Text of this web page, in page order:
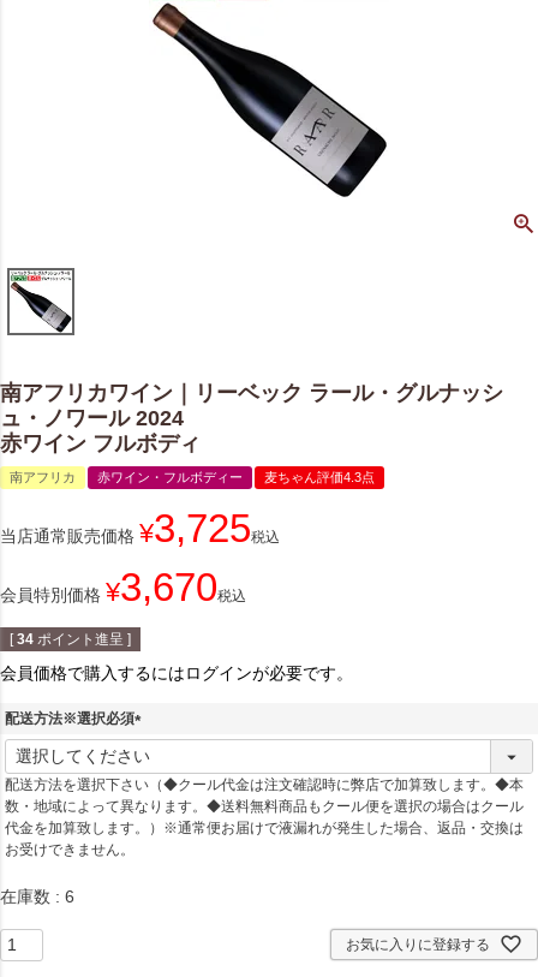
南アフリカワイン｜リーベック ラール・グルナッシ
ュ・ノワール 2024
赤ワイン フルボディ
南アフリカ 赤ワイン・フルボディー 麦ちゃん評価4.3点
当店通常販売価格 ¥3,725税込
会員特別価格 ¥3,670税込
[ 34 ポイント進呈 ]
会員価格で購入するにはログインが必要です。
配送方法※選択必須
(
必
須
)
配送方法を選択下さい（◆クール代金は注文確認時に弊店で加算致します。◆本
数・地域によって異なります。◆送料無料商品もクール便を選択の場合はクール
代金を加算致します。）※通常便お届けで液漏れが発生した場合、返品・交換は
お受けできません。
在庫数 6
お気に入りに登録する